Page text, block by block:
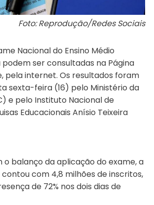
Foto: Reprodução/Redes Sociais
Nacional do Ensino Médio
podem ser consultadas na Página
pela internet. Os resultados foram
sexta-feira (16) pelo Ministério da
e pelo Instituto Nacional de
Educacionais Anísio Teixeira
o balanço da aplicação do exame, a
com 4,8 milhões de inscritos,
de 72% nos dois dias de